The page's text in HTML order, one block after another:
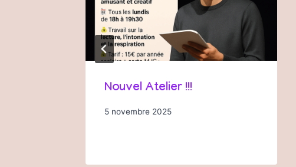
Nouvel Atelier !!!
5 novembre 2025